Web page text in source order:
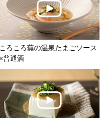
ころころ蕪の温泉たまごソース
×普通酒